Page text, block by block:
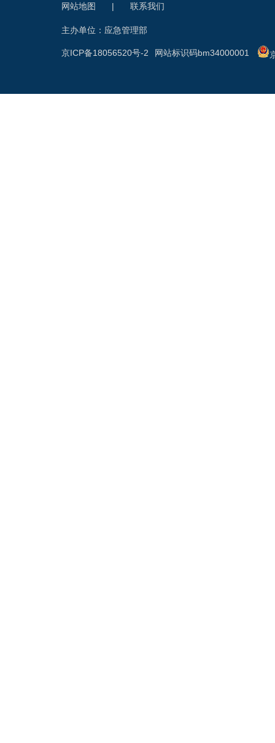
网站地图 | 联系我们
主办单位：应急管理部
网站标识码bm34000001
京ICP备18056520号-2